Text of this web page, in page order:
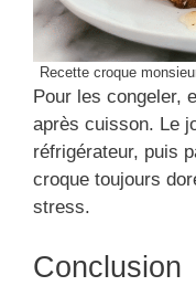
Recette croque
Pour les congeler,
après cuisson. Le
réfrigérateur, puis
croque toujours
stress.
Conclusion